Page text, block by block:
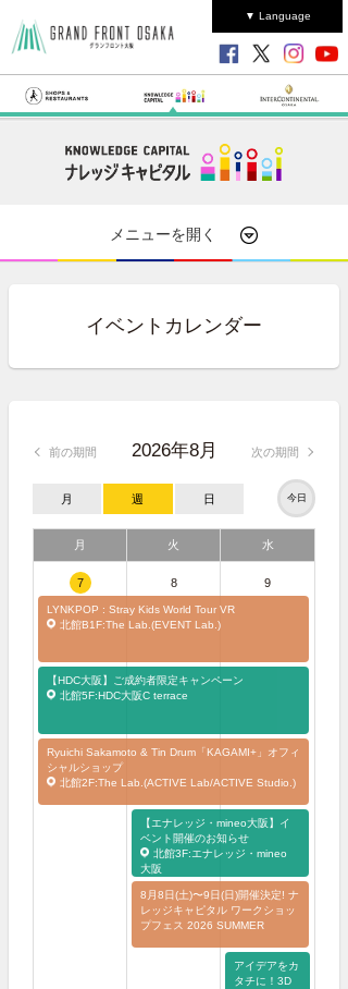
▼ Language
メニューを開く
イベントカレンダー
前の期間 2026年8月 次の期間
月 週 日 今日
月 火 水
7
LYNKPOP : Stray Kids World Tour VR
北館B1F:The Lab.(EVENT Lab.)
【HDC大阪】ご成約者限定キャンペーン
北館5F:HDC大阪C terrace
Ryuichi Sakamoto & Tin Drum「KAGAMI+」オフィ
シャルショップ
北館2F:The Lab.(ACTIVE Lab/ACTIVE Studio.)
8
【エナレッジ・mineo大阪】イ
ベント開催のお知らせ
北館3F:エナレッジ・mineo
大阪
8月8日(土)〜9日(日)開催決定! ナ
レッジキャピタル ワークショッ
プフェス 2026 SUMMER
9
アイデアをカ
タチに！3D